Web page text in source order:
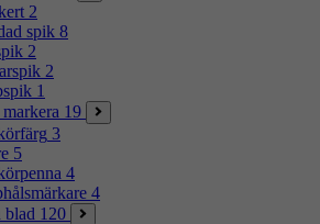
2
spik 8
2
2
1
19
3
5
4
4
blad 120